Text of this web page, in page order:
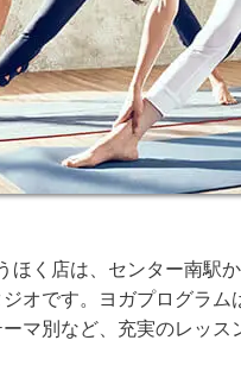
ほく店は、センター南駅
オです。ヨガプログラム
マ別など、充実のレッ